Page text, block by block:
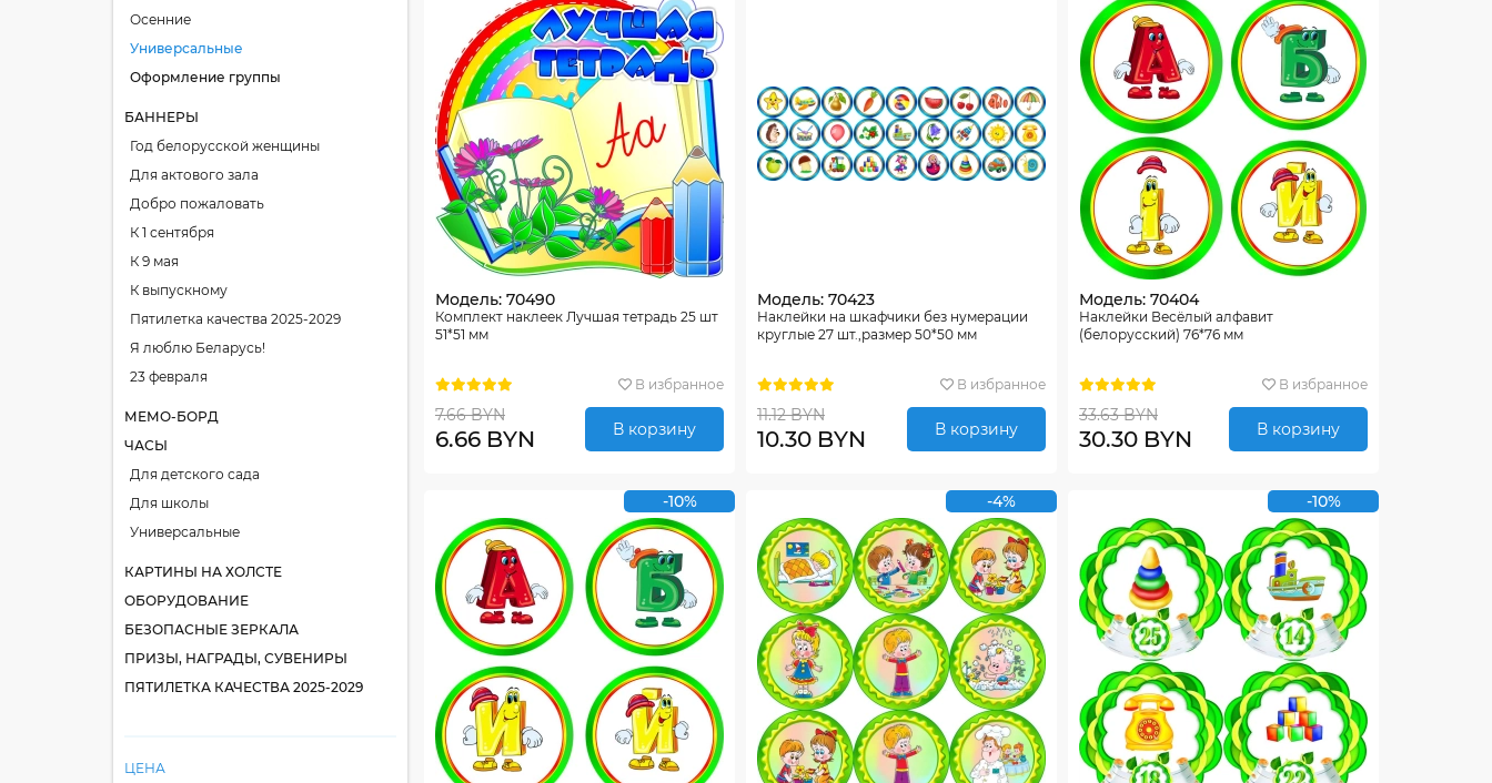
Осенние
Универсальные
Оформление группы
БАННЕРЫ
Год белорусской женщины
Для актового зала
Добро пожаловать
К 1 сентября
К 9 мая
К выпускному
Пятилетка качества 2025-2029
Я люблю Беларусь!
23 февраля
МЕМО-БОРД
ЧАСЫ
Для детского сада
Для школы
Универсальные
КАРТИНЫ НА ХОЛСТЕ
ОБОРУДОВАНИЕ
БЕЗОПАСНЫЕ ЗЕРКАЛА
ПРИЗЫ, НАГРАДЫ, СУВЕНИРЫ
ПЯТИЛЕТКА КАЧЕСТВА 2025-2029
ЦЕНА
Модель: 70490
Комплект наклеек Лучшая тетрадь 25 шт
51*51 мм
В избранное
7.66 BYN
6.66 BYN В корзину
Модель: 70423
Наклейки на шкафчики без нумерации
круглые 27 шт.,размер 50*50 мм
В избранное
11.12 BYN
10.30 BYN В корзину
Модель: 70404
Наклейки Весёлый алфавит
(белорусский) 76*76 мм
В избранное
33.63 BYN
30.30 BYN В корзину
-10% -4% -10%